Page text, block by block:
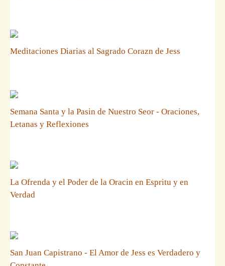
Meditaciones Diarias al Sagrado Corazn de Jess
Semana Santa y la Pasin de Nuestro Seor - Oraciones,
Letanas y Reflexiones
La Ofrenda y el Poder de la Oracin en Espritu y en
Verdad
San Juan Capistrano - El Amor de Jess es Verdadero y